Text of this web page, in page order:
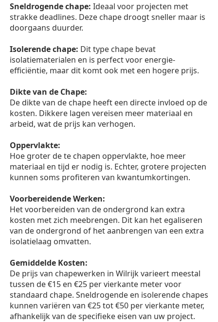
Sneldrogende chape: Ideaal voor projecten met
strakke deadlines. Deze chape droogt sneller maar is
doorgaans duurder.
Isolerende chape: Dit type chape bevat
isolatiematerialen en is perfect voor energie-
efficiëntie, maar dit komt ook met een hogere prijs.
Dikte van de Chape:
De dikte van de chape heeft een directe invloed op de
kosten. Dikkere lagen vereisen meer materiaal en
arbeid, wat de prijs kan verhogen.
Oppervlakte:
Hoe groter de te chapen oppervlakte, hoe meer
materiaal en tijd er nodig is. Echter, grotere projecten
kunnen soms profiteren van kwantumkortingen.
Voorbereidende Werken:
Het voorbereiden van de ondergrond kan extra
kosten met zich meebrengen. Dit kan het egaliseren
van de ondergrond of het aanbrengen van een extra
isolatielaag omvatten.
Gemiddelde Kosten:
De prijs van chapewerken in Wilrijk varieert meestal
tussen de €15 en €25 per vierkante meter voor
standaard chape. Sneldrogende en isolerende chapes
kunnen variëren van €25 tot €50 per vierkante meter,
afhankelijk van de specifieke eisen van uw project.